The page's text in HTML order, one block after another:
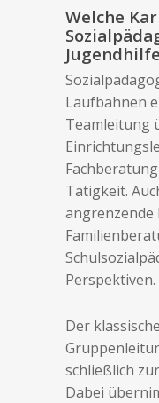
Welche
Laufbahnen
Teamleitung
Tätigkeit.
angrenzende
Perspektiven.
Der
schließlich
Dabei